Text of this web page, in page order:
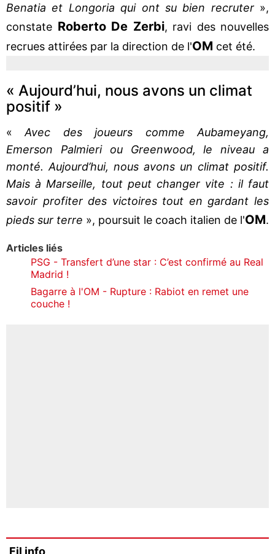
Benatia et Longoria qui ont su bien recruter »,
constate Roberto De Zerbi, ravi des nouvelles
recrues attirées par la direction de l'OM cet été.
« Aujourd’hui, nous avons un climat
positif »
«Avec des joueurs comme Aubameyang,
Emerson Palmieri ou Greenwood, le niveau a
monté. Aujourd’hui, nous avons un climat positif.
Mais à Marseille, tout peut changer vite : il faut
savoir profiter des victoires tout en gardant les
pieds sur terre », poursuit le coach italien de l'OM.
Articles liés
PSG - Transfert d’une star : C’est confirmé au Real
Madrid !
Bagarre à l'OM - Rupture : Rabiot en remet une
couche !
Fil info